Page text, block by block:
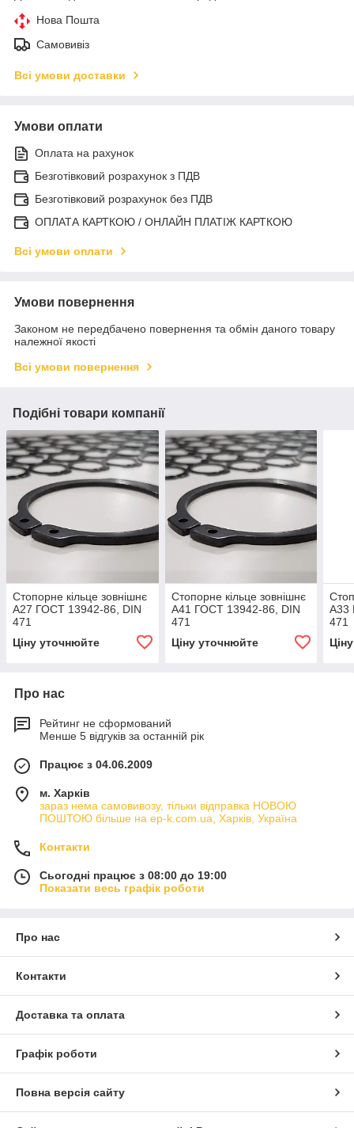
Нова Пошта
Самовивіз
Всі умови доставки
Умови оплати
Оплата на рахунок
Безготівковий розрахунок з ПДВ
Безготівковий розрахунок без ПДВ
ОПЛАТА КАРТКОЮ / ОНЛАЙН ПЛАТІЖ КАРТКОЮ
Всі умови оплати
Умови повернення
Законом не передбачено повернення та обмін даного товару
належної якості
Всі умови повернення
Подібні товари компанії
Стопорне кільце зовнішнє
А27 ГОСТ 13942-86, DIN
471
Ціну уточнюйте
Стопорне кільце зовнішнє
А41 ГОСТ 13942-86, DIN
471
Ціну уточнюйте
А33
471
Про нас
Рейтинг не сформований
Менше 5 відгуків за останній рік
Працює з 04.06.2009
м. Харків
зараз нема самовивозу, тільки відправка НОВОЮ
ПОШТОЮ більше на ep-k.com.ua, Харків, Україна
Контакти
Сьогодні працює з 08:00 до 19:00
Показати весь графік роботи
Про нас
Контакти
Доставка та оплата
Графік роботи
Повна версія сайту